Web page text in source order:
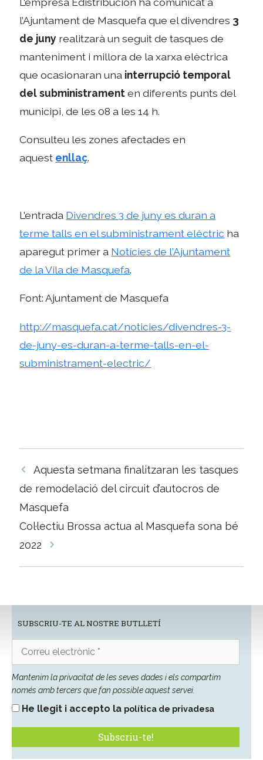
l’Ajuntament de Masquefa que el divendres 3
de juny realitzarà un seguit de tasques de
manteniment i millora de la xarxa elèctrica
que ocasionaran una interrupció temporal
del subministramenten diferents punts del
municipi, de les 08 a les 14 h.
Consulteu les zones afectades en
aquest enllaç.
L’entrada Divendres 3 de juny es duran a
terme talls en el subministrament elèctric ha
aparegut primer a Notícies de l'Ajuntament
de la Vila de Masquefa.
Font: Ajuntament de Masquefa
http://masquefa.cat/noticies/divendres-3-
de-juny-es-duran-a-terme-talls-en-el-
subministrament-electric/
Navegació
per
entrades
Aquesta setmana finalitzaran les tasques
de remodelació del circuit d’autocros de
Masquefa
Col·lectiu Brossa actua al Masquefa sona bé
2022
SUBSCRIU-TE AL NOSTRE BUTLLETÍ
electrònic
Mantenim la privacitat de les seves dades i els compartim
només amb tercers que fan possible aquest servei.
He llegit i accepto la política de privadesa